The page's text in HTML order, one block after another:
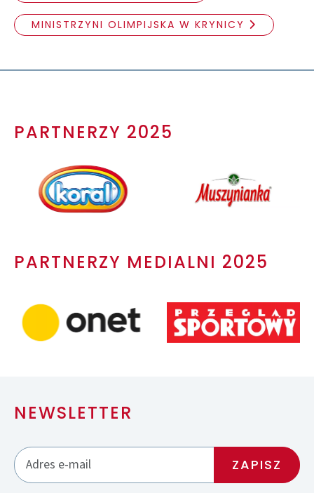
MINISTRZYNI OLIMPIJSKA W KRYNICY
PARTNERZY 2025
PARTNERZY MEDIALNI 2025
NEWSLETTER